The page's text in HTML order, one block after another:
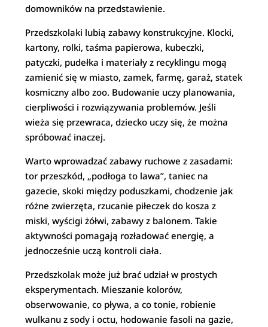
domowników na przedstawienie.
Przedszkolaki lubią zabawy konstrukcyjne. Klocki,
kartony, rolki, taśma papierowa, kubeczki,
patyczki, pudełka i materiały z recyklingu mogą
zamienić się w miasto, zamek, farmę, garaż, statek
kosmiczny albo zoo. Budowanie uczy planowania,
cierpliwości i rozwiązywania problemów. Jeśli
wieża się przewraca, dziecko uczy się, że można
spróbować inaczej.
Warto wprowadzać zabawy ruchowe z zasadami:
tor przeszkód, „podłoga to lawa”, taniec na
gazecie, skoki między poduszkami, chodzenie jak
różne zwierzęta, rzucanie piłeczek do kosza z
miski, wyścigi żółwi, zabawy z balonem. Takie
aktywności pomagają rozładować energię, a
jednocześnie uczą kontroli ciała.
Przedszkolak może już brać udział w prostych
eksperymentach. Mieszanie kolorów,
obserwowanie, co pływa, a co tonie, robienie
wulkanu z sody i octu, hodowanie fasoli na gazie,